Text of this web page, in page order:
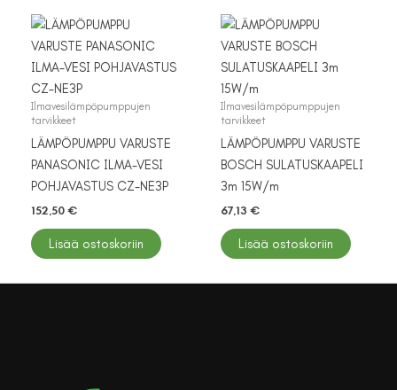
Ilmavesilämpöpumppujen
tarvikkeet
LÄMPÖPUMPPU VARUSTE
PANASONIC ILMA-VESI
POHJAVASTUS CZ-NE3P
152,50 €
Lisää ostoskoriin
Ilmavesilämpöpumppujen
tarvikkeet
LÄMPÖPUMPPU VARUSTE
BOSCH SULATUSKAAPELI
3m 15W/m
67,13 €
Lisää ostoskoriin